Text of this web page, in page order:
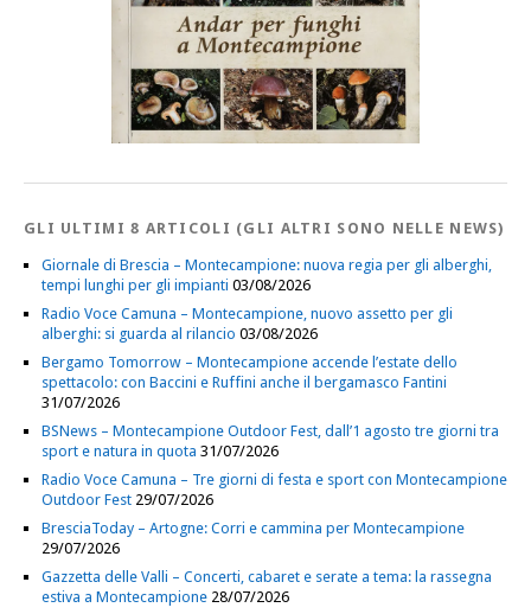
GLI ULTIMI 8 ARTICOLI (GLI ALTRI SONO NELLE NEWS)
Giornale di Brescia – Montecampione: nuova regia per gli alberghi,
tempi lunghi per gli impianti 03/08/2026
Radio Voce Camuna – Montecampione, nuovo assetto per gli
alberghi: si guarda al rilancio 03/08/2026
Bergamo Tomorrow – Montecampione accende l’estate dello
spettacolo: con Baccini e Ruffini anche il bergamasco Fantini
31/07/2026
BSNews – Montecampione Outdoor Fest, dall’1 agosto tre giorni tra
sport e natura in quota 31/07/2026
Radio Voce Camuna – Tre giorni di festa e sport con Montecampione
Outdoor Fest 29/07/2026
BresciaToday – Artogne: Corri e cammina per Montecampione
29/07/2026
Gazzetta delle Valli – Concerti, cabaret e serate a tema: la rassegna
estiva a Montecampione 28/07/2026